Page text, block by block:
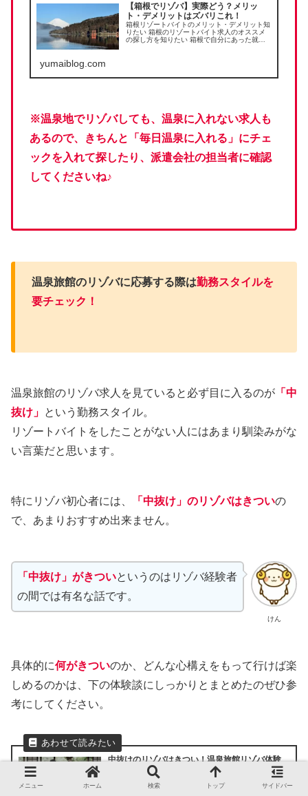
【箱根でリゾバ】実際どう？メリッ
ト・デメリットはズバリこれ！
箱根リゾートバイトのメリット・デメリット知
りたい 箱根のリゾートバイト求人のオススメ
の探し方を知りたい 箱根で自分にあった就業
yumaiblog.com
※温泉地でリゾバしても、温泉に入れない求人 も
あるので、きちんと「毎日温泉に入れる」にチェ
ックを入れて探したり、派遣会社の担当者に確認
してくださいね♪
温泉旅館のリゾバに応募する際は勤務スタイルを
要チェック！
温泉旅館のリゾバ求人を見ていると必ず目に入るのが 「中
抜け」 という勤務スタイル。
リゾートバイトをしたことがない人にはあまり馴染みがな
い言葉だと思います。
特にリゾバ初心者には、 「中抜け」のリゾバはきついの
で、あまりおすすめ出来ません。
けん
「中抜け」がきついというのはリゾバ経験者
の間では有名な話です。
具体的に何がきついのか、どんな心構えをもって行けば楽
しめるのかは、下の体験談にしっかりとまとめたのぜひ参
考にしてください。
中抜けのリゾバはきつい！温泉旅館リゾバ体験
北海道の温泉旅館でリゾバをしたときの体験談を交えつつ
「中抜け」勤務の実態（特にデメリット）を詳しく紹介し
メニュー ホーム 検索 トップ サイドバー